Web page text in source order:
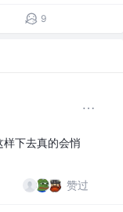
9
下去真的会悄
赞过